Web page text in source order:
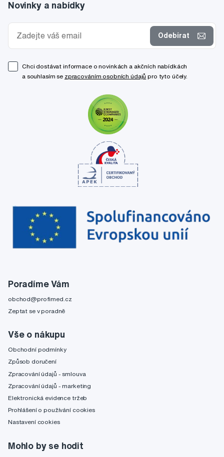
Poradíme Vám
obchod@profimed.cz
Zeptat se v poradně
Vše o nákupu
Obchodní podmínky
Způsob doručení
Zpracování údajů - smlouva
Zpracování údajů - marketing
Elektronická evidence tržeb
Prohlášení o používání cookies
Nastavení cookies
Mohlo by se hodit
Novinky a nabídky
Odebírat
Chci dostávat informace o novinkách a akčních nabídkách
a souhlasím se zpracováním osobních údajů pro tyto účely.